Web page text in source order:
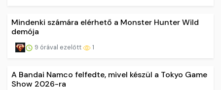
Mindenki számára elérhető a Monster Hunter Wild
demója
9 órával ezelőtt 1
A Bandai Namco felfedte, mivel készül a Tokyo Game
Show 2026-ra